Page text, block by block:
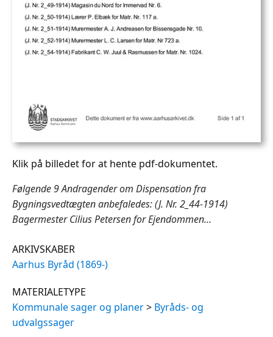
Klik på billedet for at hente pdf-dokumentet.
Følgende 9 Andragender om Dispensation fra
Bygningsvedtægten anbefaledes: (J. Nr. 2_44-1914)
Bagermester Cilius Petersen for Ejendommen...
ARKIVSKABER
Aarhus Byråd (1869-)
MATERIALETYPE
Kommunale sager og planer> Byråds- og
udvalgssager